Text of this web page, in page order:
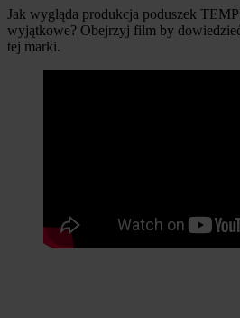
Jak wygląda produkcja poduszek
wyjątkowe? Obejrzyj film by
tej marki.